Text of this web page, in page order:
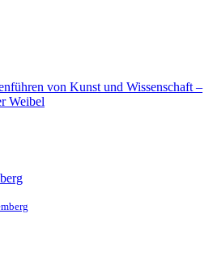
von Kunst und Wissenschaft –
Weibel